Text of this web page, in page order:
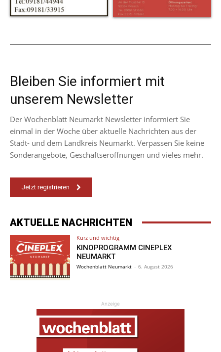
Bleiben Sie informiert mit
unserem Newsletter
Der Wochenblatt Neumarkt Newsletter informiert Sie
einmal in der Woche über aktuelle Nachrichten aus der
Stadt- und dem Landkreis Neumarkt. Verpassen Sie keine
Sonderangebote, Geschäftseröffnungen und vieles mehr.
Jetzt registrieren
AKTUELLE NACHRICHTEN
Kurz und wichtig
KINOPROGRAMM CINEPLEX
NEUMARKT
Wochenblatt Neumarkt - 6. August 2026
Anzeige